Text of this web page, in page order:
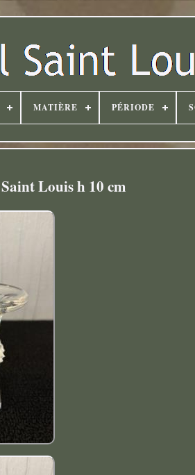
MATIÈRE PÉRIODE
Louis h 10 cm